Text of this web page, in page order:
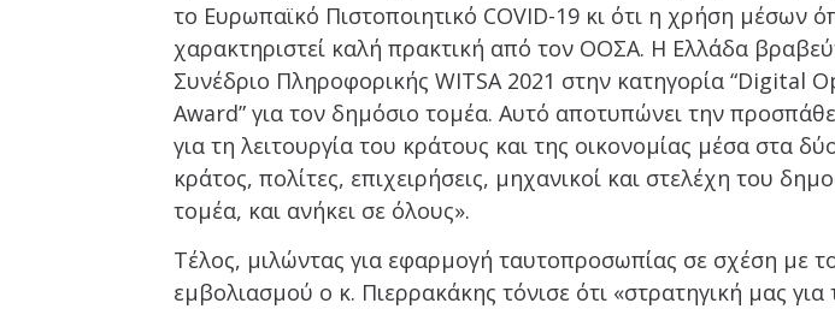
το Ευρωπαϊκό Πιστοποιητικό COVID-19 κι ότι η χρήση μέσων
χαρακτηριστεί καλή πρακτική από τον ΟΟΣΑ. Η Ελλάδα
Συνέδριο Πληροφορικής WITSA 2021 στην κατηγορία “Digital
Award” για τον δημόσιο τομέα. Αυτό αποτυπώνει την
για τη λειτουργία του κράτους και της οικονομίας μέσα στα
κράτος, πολίτες, επιχειρήσεις, μηχανικοί και στελέχη του
τομέα, και ανήκει σε όλους».
Τέλος, μιλώντας για εφαρμογή ταυτοπροσωπίας σε σχέση με
εμβολιασμού ο κ. Πιερρακάκης τόνισε ότι «στρατηγική μας για